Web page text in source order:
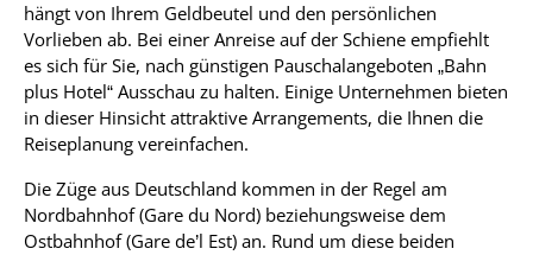
hängt von Ihrem Geldbeutel und den persönlichen
Vorlieben ab. Bei einer Anreise auf der Schiene empfiehlt
es sich für Sie, nach günstigen Pauschalangeboten „Bahn
plus Hotel“ Ausschau zu halten. Einige Unternehmen bieten
in dieser Hinsicht attraktive Arrangements, die Ihnen die
Reiseplanung vereinfachen.
Die Züge aus Deutschland kommen in der Regel am
Nordbahnhof (Gare du Nord) beziehungsweise dem
Ostbahnhof (Gare de’l Est) an. Rund um diese beiden